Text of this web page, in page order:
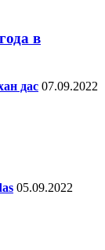
в
дас 07.09.2022
05.09.2022